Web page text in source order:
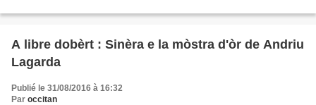
A libre dobèrt : Sinèra e la mòstra d'òr de Andriu
Lagarda
Publié le 31/08/2016 à 16:32
Par occitan